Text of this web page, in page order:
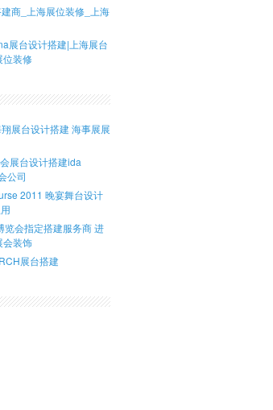
商_上海展位装修_上海
展台设计搭建|上海展台
位装修
展台设计搭建 海事展展
展台设计搭建ida
公司
2011 晚宴舞台设计
览会指定搭建服务商 进
会装饰
展台搭建